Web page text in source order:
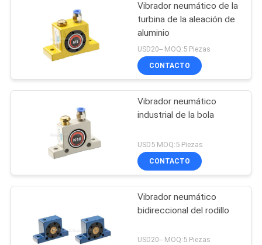
Vibrador neumático de la
turbina de la aleación de
aluminio
USD20-- MOQ:5 Piezas
CONTACTO
Vibrador neumático
industrial de la bola
USD5 MOQ:5 Piezas
CONTACTO
Vibrador neumático
bidireccional del rodillo
USD20-- MOQ:5 Piezas